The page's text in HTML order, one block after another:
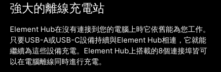
強大的離線充電站
Element Hub在沒有連接到您的電腦上時它依舊能為您工作。
只要USB-A或USB-C設備持續與Element Hub相連，它就能
繼續為這些設備充電。Element Hub上搭載的8個連接埠皆可
以在電腦離線同時進行充電。